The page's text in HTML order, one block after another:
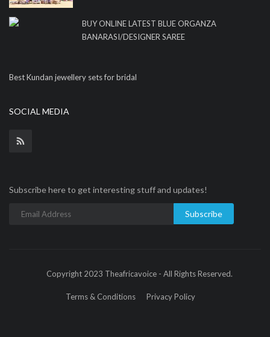
BUY ONLINE LATEST BLUE ORGANZA
BANARASI/DESIGNER SAREE
Best Kundan jewellery sets for bridal
SOCIAL MEDIA
Subscribe here to get interesting stuff and updates!
Subscribe
Copyright 2023 Theafricavoice - All Rights Reserved.
Terms & Conditions Privacy Policy